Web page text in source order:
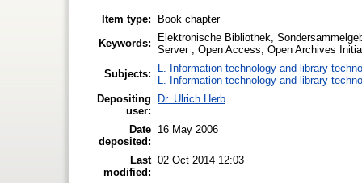
Item type:
Book chapter
Keywords:
Elektronische Bibliothek,
Server , Open Access, Open Archives
Subjects:
L. Information technology and library
L. Information technology and library
Depositing
user:
Dr. Ulrich Herb
Date
deposited:
16 May 2006
Last
modified:
02 Oct 2014 12:03